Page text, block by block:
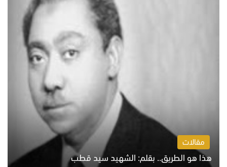
مقالات
هذا هو الطريق.. بقلم: الشهيد سيد قطب